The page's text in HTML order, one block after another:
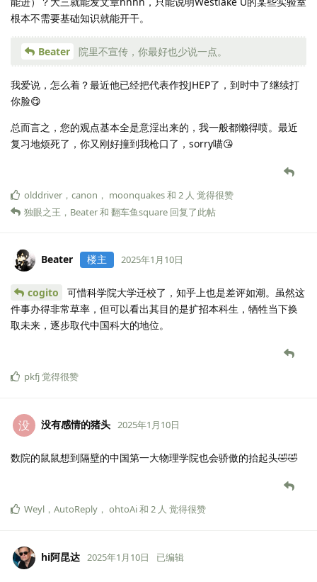
根本不需要基础知识就能开干。
Beater 院里不宣传，你最好也少说一点。
我爱说，怎么着？最近他已经把代表作投JHEP了，到时中了继续打
你脸😋
总而言之，您的观点基本全是意淫出来的，我一般都懒得喷。最近
复习地烦死了，你又刚好撞到我枪口了，sorry喵😘
olddriver ， canon ， moonquakes和 2 人 觉得很赞
独眼之王 ， Beater和 翻车鱼square 回复了此帖
Beater 楼主 2025年1月10日
cogito
可惜科学院大学迁校了，知乎上也是差评如潮。虽然这
件事办得非常草率，但可以看出其目的是扩招本科生，牺牲当下换
取未来，逐步取代中国科大的地位。
pkfj觉得很赞
没 没有感情的猪头 2025年1月10日
数院的鼠鼠想到隔壁的中国第一大物理学院也会骄傲的抬起头🤣🤣
Weyl ， AutoReply ， ohtoAi和 2 人 觉得很赞
hi阿昆达 2025年1月10日 已编辑